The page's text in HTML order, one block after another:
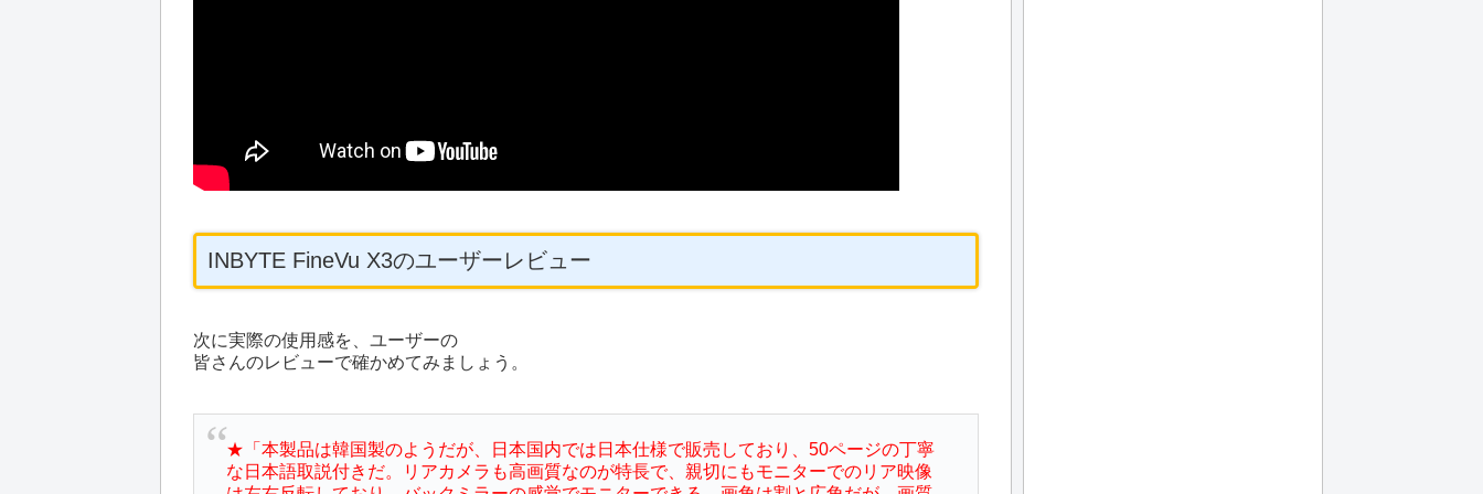
INBYTE FineVu X3のユーザーレビュー
次に実際の使用感を、ユーザーの
皆さんのレビューで確かめてみましょう。
★「本製品は韓国製のようだが、日本国内では日本仕様で販売しており、50ページの丁寧
な日本語取説付きだ。リアカメラも高画質なのが特長で、親切にもモニターでのリア映像